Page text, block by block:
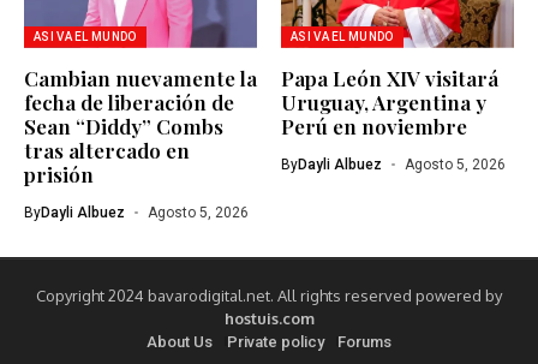
ASI VA EL MUNDO
Cambian nuevamente la
fecha de liberación de
Sean “Diddy” Combs
tras altercado en
prisión
ByDayli Albuez Agosto 5, 2026
ASI VA EL MUNDO
Papa León XIV visitará
Uruguay, Argentina y
Perú en noviembre
ByDayli Albuez Agosto 5, 2026
Copyright 2024 bavarodigital.net. All rights reserved powered by
hostuis.com
About Us Private policy Forums